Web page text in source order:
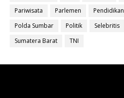
Pariwisata
Parlemen Pendidikan
Polda Sumbar
Politik Selebritis
Sumatera Barat
TNI